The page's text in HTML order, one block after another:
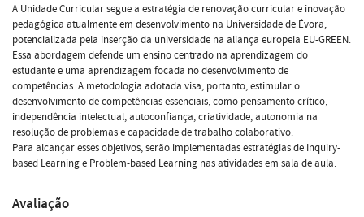
A Unidade Curricular segue a estratégia de renovação curricular e inovação
pedagógica atualmente em desenvolvimento na Universidade de Évora,
potencializada pela inserção da universidade na aliança europeia EU-GREEN.
Essa abordagem defende um ensino centrado na aprendizagem do
estudante e uma aprendizagem focada no desenvolvimento de
competências. A metodologia adotada visa, portanto, estimular o
desenvolvimento de competências essenciais, como pensamento crítico,
independência intelectual, autoconfiança, criatividade, autonomia na
resolução de problemas e capacidade de trabalho colaborativo.
Para alcançar esses objetivos, serão implementadas estratégias de Inquiry-
based Learning e Problem-based Learning nas atividades em sala de aula.
Avaliação